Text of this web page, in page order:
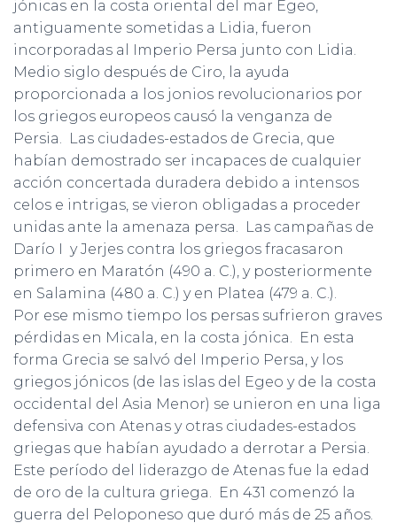
jónicas en la costa oriental del mar Egeo,
antiguamente sometidas a Lidia, fueron
incorporadas al Imperio Persa junto con Lidia.
Medio siglo después de Ciro, la ayuda
proporcionada a los jonios revolucionarios por
los griegos europeos causó la venganza de
Persia. Las ciudades-estados de Grecia, que
habían demostrado ser incapaces de cualquier
acción concertada duradera debido a intensos
celos e intrigas, se vieron obligadas a proceder
unidas ante la amenaza persa. Las campañas de
Darío I y Jerjes contra los griegos fracasaron
primero en Maratón (490 a. C.), y posteriormente
en Salamina (480 a. C.) y en Platea (479 a. C.).
Por ese mismo tiempo los persas sufrieron graves
pérdidas en Micala, en la costa jónica. En esta
forma Grecia se salvó del Imperio Persa, y los
griegos jónicos (de las islas del Egeo y de la costa
occidental del Asia Menor) se unieron en una liga
defensiva con Atenas y otras ciudades-estados
griegas que habían ayudado a derrotar a Persia.
Este período del liderazgo de Atenas fue la edad
de oro de la cultura griega. En 431 comenzó la
guerra del Peloponeso que duró más de 25 años.